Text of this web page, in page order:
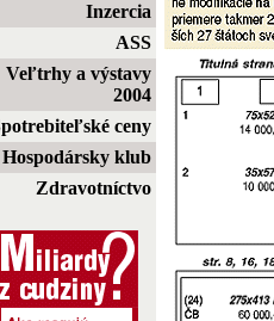
Inzercia
ASS
Veľtrhy a výstavy
2004
ceny
Hospodársky klub
Zdravotníctvo